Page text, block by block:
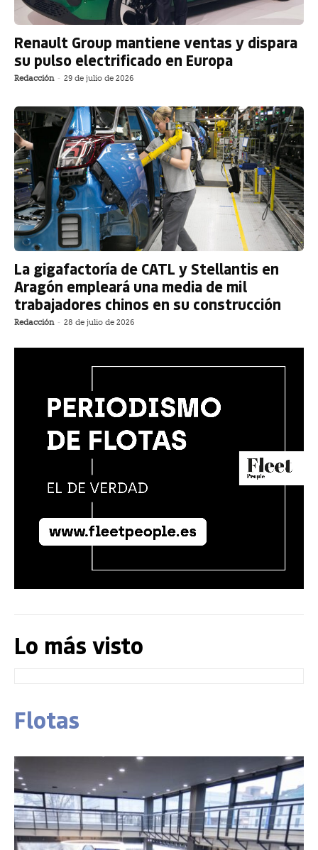
Renault Group mantiene ventas y dispara
su pulso electrificado en Europa
Redacción - 29 de julio de 2026
La gigafactoría de CATL y Stellantis en
Aragón empleará una media de mil
trabajadores chinos en su construcción
Redacción - 28 de julio de 2026
Lo más visto
Flotas